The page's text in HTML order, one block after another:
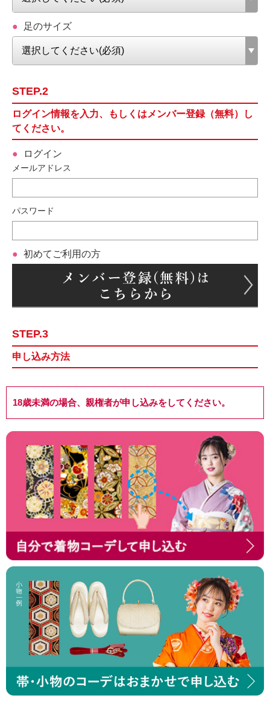
足のサイズ
STEP.2
ログイン情報を入力、もしくはメンバー登録（無料）し
てください。
ログイン
メールアドレス
パスワード
初めてご利用の方
STEP.3
申し込み方法
18歳未満の場合、親権者が申し込みをしてください。